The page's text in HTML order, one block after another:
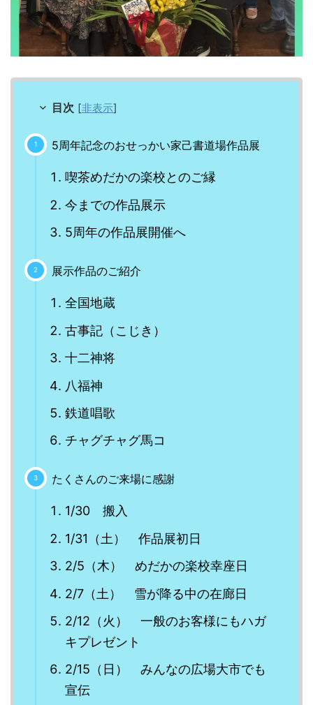
目次 [非表示]
5周年記念のおせっかい家己書道場作品展
喫茶めだかの楽校とのご縁
今までの作品展示
5周年の作品展開催へ
展示作品のご紹介
全国地蔵
古事記（こじき）
十二神将
八福神
鉄道唱歌
チャグチャグ馬コ
たくさんのご来場に感謝
1/30 搬入
1/31（土） 作品展初日
2/5（木） めだかの楽校幸座日
2/7（土） 雪が降る中の在廊日
2/12（火） 一般のお客様にもハガ
キプレゼント
2/15（日） みんなの広場大市でも
宣伝